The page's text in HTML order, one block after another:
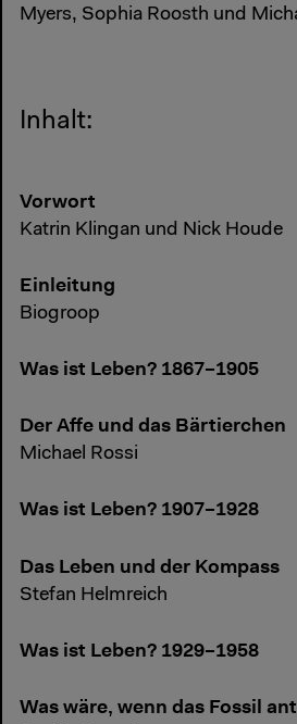
Myers, Sophia Roosth und
Inhalt:
Vorwort
Katrin Klingan und Nick Houde
Einleitung
Biogroop
Was ist Leben? 1867–1905
Der Affe und das Bärtierchen
Michael Rossi
Was ist Leben? 1907–1928
Das Leben und der Kompass
Stefan Helmreich
Was ist Leben? 1929–1958
Was wäre, wenn das Fossil